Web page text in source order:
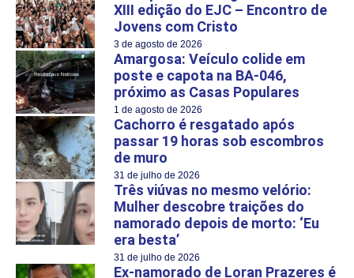
XIII edição do EJC – Encontro de
Jovens com Cristo
3 de agosto de 2026
Amargosa: Veículo colide em
poste e capota na BA-046,
próximo as Casas Populares
1 de agosto de 2026
Cachorro é resgatado após
passar 19 horas sob escombros
de muro
31 de julho de 2026
Três viúvas no mesmo velório:
Mulher descobre traições do
namorado depois de morto: ‘Eu
era besta’
31 de julho de 2026
Ex-namorado de Loran Prazeres é